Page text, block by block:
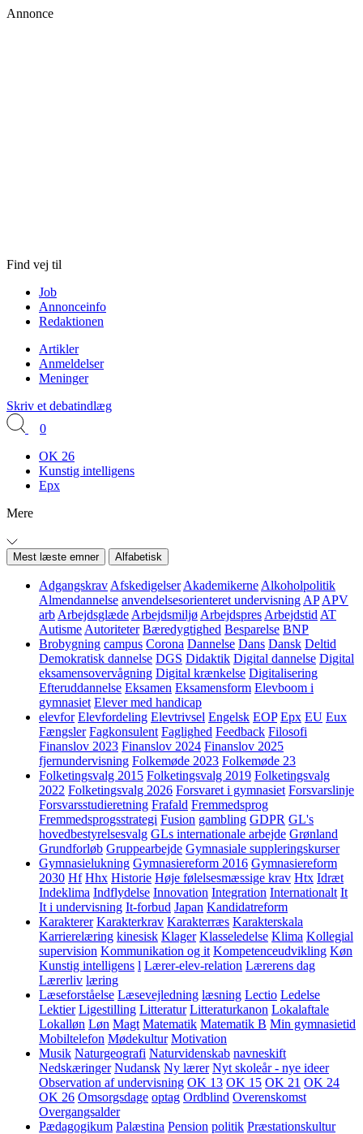
Annonce
Find vej til
Job
Annonceinfo
Redaktionen
Artikler
Anmeldelser
Meninger
Skriv et debatindlæg
0
OK 26
Kunstig intelligens
Epx
Mere
Mest læste emner Alfabetisk
Adgangskrav Afskedigelser Akademikerne Alkoholpolitik
Almendannelse anvendelsesorienteret undervisning AP APV
arb Arbejdsglæde Arbejdsmiljø Arbejdspres Arbejdstid AT
Autisme Autoriteter Bæredygtighed Besparelse BNP
Brobygning campus Corona Dannelse Dans Dansk Deltid
Demokratisk dannelse DGS Didaktik Digital dannelse Digital
eksamensovervågning Digital krænkelse Digitalisering
Efteruddannelse Eksamen Eksamensform Elevboom i
gymnasiet Elever med handicap
elevfor Elevfordeling Elevtrivsel Engelsk EOP Epx EU Eux
Fængsler Fagkonsulent Faglighed Feedback Filosofi
Finanslov 2023 Finanslov 2024 Finanslov 2025
fjernundervisning Folkemøde 2023 Folkemøde 23
Folketingsvalg 2015 Folketingsvalg 2019 Folketingsvalg
2022 Folketingsvalg 2026 Forsvaret i gymnasiet Forsvarslinje
Forsvarsstudieretning Frafald Fremmedsprog
Fremmedsprogsstrategi Fusion gambling GDPR GL's
hovedbestyrelsesvalg GLs internationale arbejde Grønland
Grundforløb Gruppearbejde Gymnasiale suppleringskurser
Gymnasielukning Gymnasiereform 2016 Gymnasiereform
2030 Hf Hhx Historie Høje følelsesmæssige krav Htx Idræt
Indeklima Indflydelse Innovation Integration Internationalt It
It i undervisning It-forbud Japan Kandidatreform
Karakterer Karakterkrav Karakterræs Karakterskala
Karrierelæring kinesisk Klager Klasseledelse Klima Kollegial
supervision Kommunikation og it Kompetenceudvikling Køn
Kunstig intelligens l Lærer-elev-relation Lærerens dag
Lærerliv læring
Læseforståelse Læsevejledning læsning Lectio Ledelse
Lektier Ligestilling Litteratur Litteraturkanon Lokalaftale
Lokalløn Løn Magt Matematik Matematik B Min gymnasietid
Mobiltelefon Mødekultur Motivation
Musik Naturgeografi Naturvidenskab navneskift
Nedskæringer Nudansk Ny lærer Nyt skoleår - nye ideer
Observation af undervisning OK 13 OK 15 OK 21 OK 24
OK 26 Omsorgsdage optag Ordblind Overenskomst
Overgangsalder
Pædagogikum Palæstina Pension politik Præstationskultur